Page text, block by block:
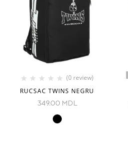
(0 review)
RUCSAC TWINS NEGRU
349.00 MDL